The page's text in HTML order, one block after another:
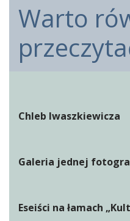
Warto
Chleb Iwaszkiewicza
Galeria jednej
Eseiści na łamach